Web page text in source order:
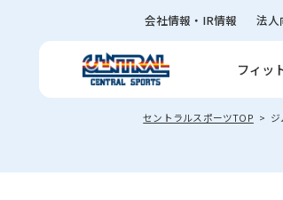
会社情報・IR情報 法人
フィッ
セントラルスポーツTOP